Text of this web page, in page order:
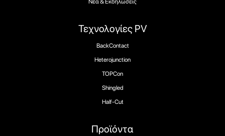
Προϊόντα
Τεχνολογίες PV
BackContact
Heterojunction
TOPCon
Shingled
Half-Cut
Νέα & Εκδηλώσεις